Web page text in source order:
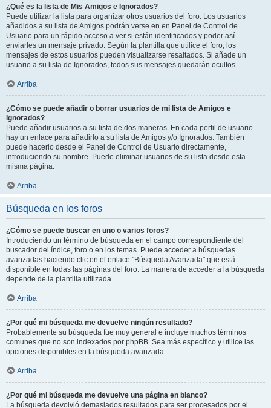
¿Qué es la lista de Mis Amigos e Ignorados?
Puede utilizar la lista para organizar otros usuarios del foro. Los usuarios
añadidos a su lista de Amigos podrán verse en en Panel de Control de
Usuario para un rápido acceso a ver si están identificados y poder así
enviarles un mensaje privado. Según la plantilla que utilice el foro, los
mensajes de estos usuarios pueden visualizarse resaltados. Si añade un
usuario a su lista de Ignorados, todos sus mensajes quedarán ocultos.
Arriba
¿Cómo se puede añadir o borrar usuarios de mi lista de Amigos e
Ignorados?
Puede añadir usuarios a su lista de dos maneras. En cada perfil de usuario
hay un enlace para añadirlo a su lista de Amigos y/o Ignorados. También
puede hacerlo desde el Panel de Control de Usuario directamente,
introduciendo su nombre. Puede eliminar usuarios de su lista desde esta
misma página.
Arriba
Búsqueda en los foros
¿Cómo se puede buscar en uno o varios foros?
Introduciendo un término de búsqueda en el campo correspondiente del
buscador del índice, foro o en los temas. Puede acceder a búsquedas
avanzadas haciendo clic en el enlace "Búsqueda Avanzada" que está
disponible en todas las páginas del foro. La manera de acceder a la búsqueda
depende de la plantilla utilizada.
Arriba
¿Por qué mi búsqueda me devuelve ningún resultado?
Probablemente su búsqueda fue muy general e incluye muchos términos
comunes que no son indexados por phpBB. Sea más específico y utilice las
opciones disponibles en la búsqueda avanzada.
Arriba
¿Por qué mi búsqueda me devuelve una página en blanco?
La búsqueda devolvió demasiados resultados para ser procesados por el